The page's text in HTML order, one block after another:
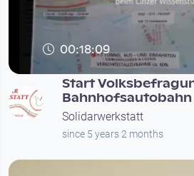
00:18:09
Start
Bahnhofsautobahn
Solidarwerkstatt
since 5 years 2 months